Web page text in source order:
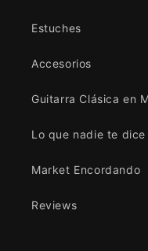
Estuches
Accesorios
Guitarra Clásica en
Lo que nadie te
Market Encordando
Reviews